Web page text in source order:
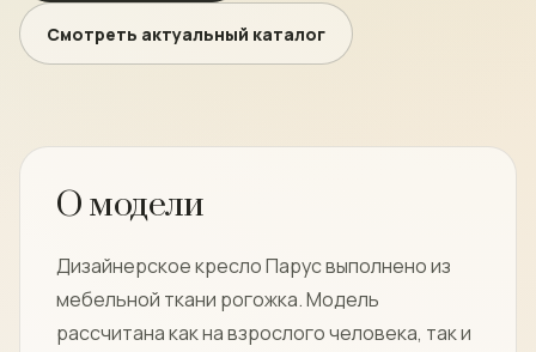
Смотреть актуальный каталог
О модели
Дизайнерское кресло Парус выполнено из
мебельной ткани рогожка. Модель
рассчитана как на взрослого человека, так и